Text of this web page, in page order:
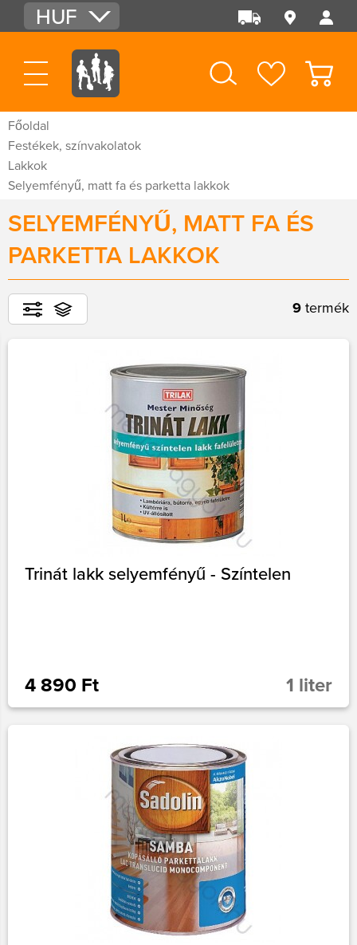
HUF
EUR
USD
Főoldal
Festékek, színvakolatok
Lakkok
Selyemfényű, matt fa és parketta lakkok
SELYEMFÉNYŰ, MATT FA ÉS
PARKETTA LAKKOK
9 termék
Trinát lakk selyemfényű - Színtelen
4 890 Ft 1 liter